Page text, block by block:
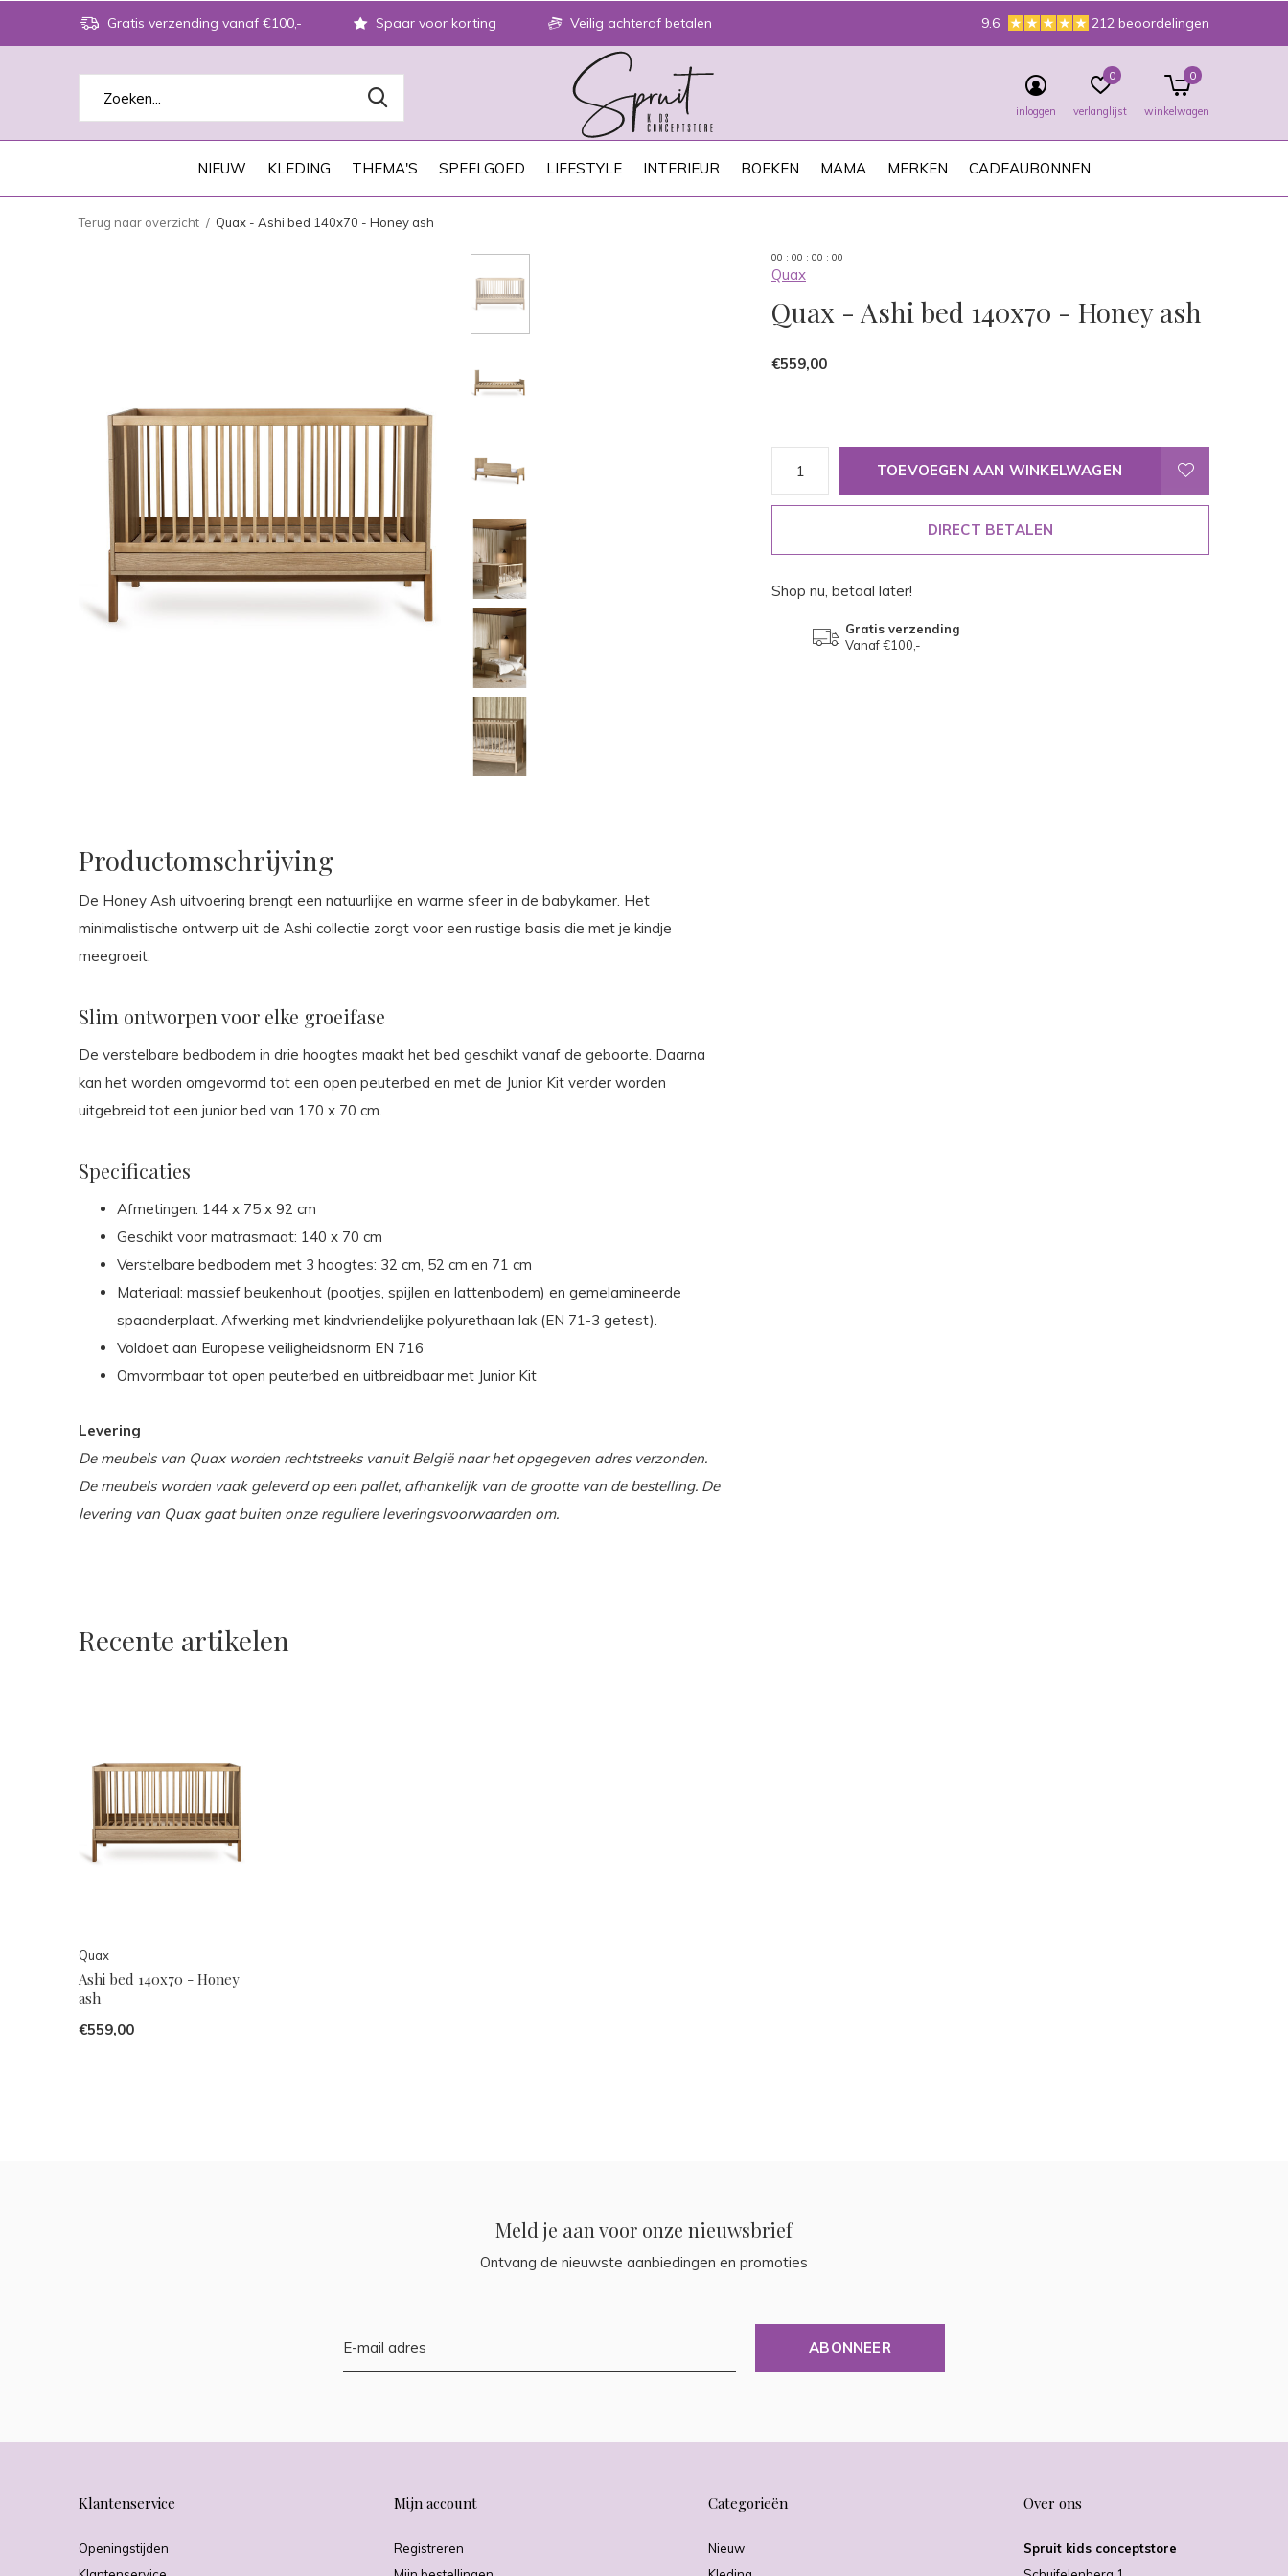
NIEUW KLEDING THEMA'S SPEELGOED LIFESTYLE INTERIEUR BOEKEN MAMA MERKEN CADEAUBONNEN
inloggen verlanglijst
0
winkelwagen
0
Gratis verzending vanaf €100,- Spaar voor korting Veilig achteraf betalen 9.6 212 beoordelingen
Terug naar overzicht Quax - Ashi bed 140x70 - Honey ash
00 : 00 : 00 : 00
Quax
Quax - Ashi bed 140x70 - Honey ash
€559,00
TOEVOEGEN AAN WINKELWAGEN
DIRECT BETALEN
Shop nu, betaal later!
Gratis verzending
Vanaf €100,-
Productomschrijving
De Honey Ash uitvoering brengt een natuurlijke en warme sfeer in de babykamer. Het
minimalistische ontwerp uit de Ashi collectie zorgt voor een rustige basis die met je kindje
meegroeit.
Slim ontworpen voor elke groeifase
De verstelbare bedbodem in drie hoogtes maakt het bed geschikt vanaf de geboorte. Daarna
kan het worden omgevormd tot een open peuterbed en met de Junior Kit verder worden
uitgebreid tot een junior bed van 170 x 70 cm.
Specificaties
Afmetingen: 144 x 75 x 92 cm
Geschikt voor matrasmaat: 140 x 70 cm
Verstelbare bedbodem met 3 hoogtes: 32 cm, 52 cm en 71 cm
Materiaal: massief beukenhout (pootjes, spijlen en lattenbodem) en gemelamineerde
spaanderplaat. Afwerking met kindvriendelijke polyurethaan lak (EN 71-3 getest).
Voldoet aan Europese veiligheidsnorm EN 716
Omvormbaar tot open peuterbed en uitbreidbaar met Junior Kit
Levering
De meubels van Quax worden rechtstreeks vanuit België naar het opgegeven adres verzonden.
De meubels worden vaak geleverd op een pallet, afhankelijk van de grootte van de bestelling. De
levering van Quax gaat buiten onze reguliere leveringsvoorwaarden om.
Recente artikelen
Quax
Ashi bed 140x70 - Honey
ash
€559,00
Meld je aan voor onze nieuwsbrief
Ontvang de nieuwste aanbiedingen en promoties
ABONNEER
Klantenservice
Openingstijden
Mijn account
Registreren
Categorieën
Nieuw
Over ons
Spruit kids conceptstore